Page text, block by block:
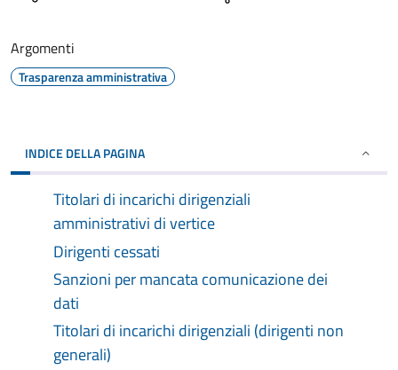
Argomenti
Trasparenza amministrativa
INDICE DELLA PAGINA
Titolari di incarichi dirigenziali
amministrativi di vertice
Dirigenti cessati
Sanzioni per mancata comunicazione dei
dati
Titolari di incarichi dirigenziali (dirigenti non
generali)